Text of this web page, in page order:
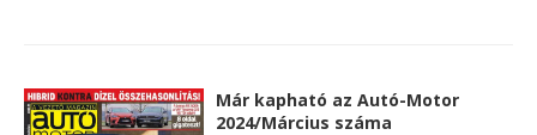
Már kapható az Autó-Motor
2024/Március száma